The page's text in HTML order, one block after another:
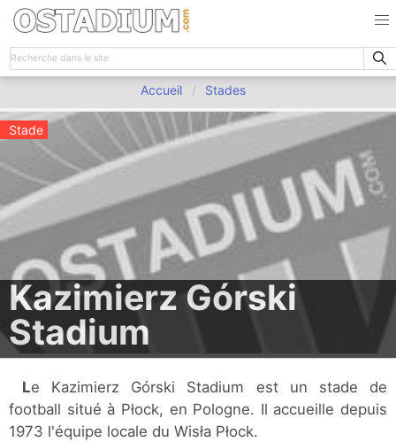
Accueil Stades
Stade
Kazimierz Górski
Stadium
Le Kazimierz Górski Stadium est un stade de
football situé à Płock, en Pologne. Il accueille depuis
1973 l'équipe locale du Wisła Płock.